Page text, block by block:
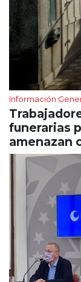
Información
funerarias
amenazan